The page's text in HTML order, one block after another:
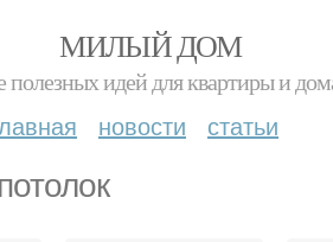
МИЛЫЙ ДОМ
полезных идей для квартиры и
новости статьи